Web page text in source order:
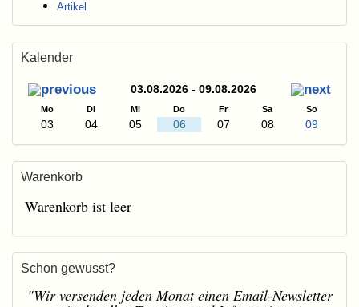
Artikel
Kalender
03.08.2026 - 09.08.2026
Mo Di Mi Do Fr Sa So
03 04 05 06 07 08 09
Warenkorb
Warenkorb ist leer
Schon gewusst?
"Wir versenden jeden Monat einen Email-Newsletter